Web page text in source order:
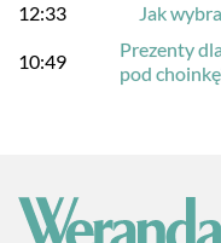
12:33 Jak
10:49
Prezenty
pod